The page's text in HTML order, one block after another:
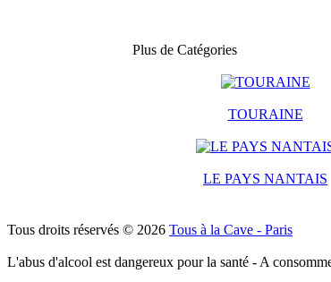
Plus de Catégories
TOURAINE
LE PAYS NANTAIS
Tous droits réservés © 2026 Tous à la Cave - Paris
L'abus d'alcool est dangereux pour la santé - A